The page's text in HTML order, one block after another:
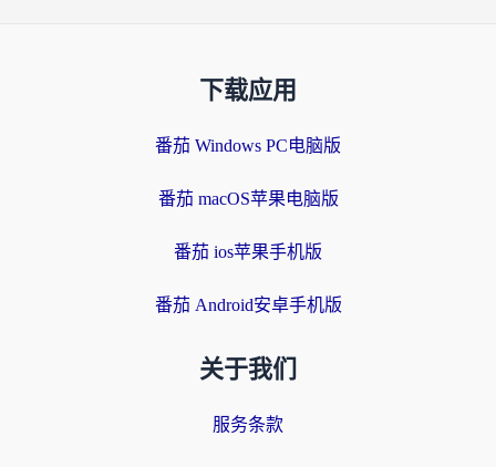
下载应用
番茄 Windows PC电脑版
番茄 macOS苹果电脑版
番茄 ios苹果手机版
番茄 Android安卓手机版
关于我们
服务条款